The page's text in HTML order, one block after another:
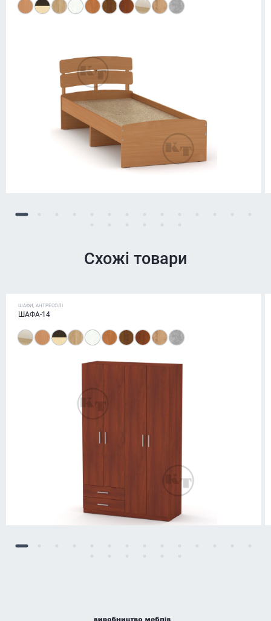
Схожі товари
ШАФИ, АНТРЕСОЛІ
ШАФА-14